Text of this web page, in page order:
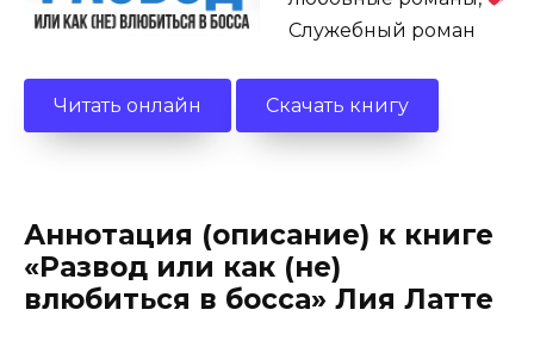
Служебный роман
Читать онлайн Скачать книгу
Аннотация (описание) к книге
«Развод или как (не)
влюбиться в босса» Лия Латте